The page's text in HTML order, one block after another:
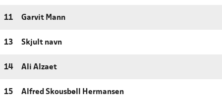
11 Garvit Mann
13 Skjult navn
14 Ali Alzaet
15 Alfred Skousbøll Hermansen